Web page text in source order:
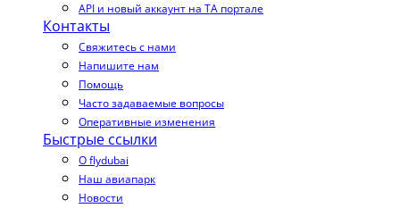
API и новый аккаунт на TA портале
Контакты
Свяжитесь с нами
Напишите нам
Помощь
Часто задаваемые вопросы
Оперативные изменения
Быстрые ссылки
О flydubai
Наш авиапарк
Новости